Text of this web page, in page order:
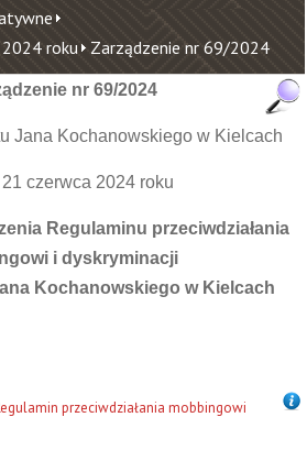
roku Zarządzenie nr 69/2024
nr 69/2024
Jana Kochanowskiego w Kielcach
czerwca 2024 roku
Regulaminu przeciwdziałania
i dyskryminacji
Kochanowskiego w Kielcach
przeciwdziałania mobbingowi